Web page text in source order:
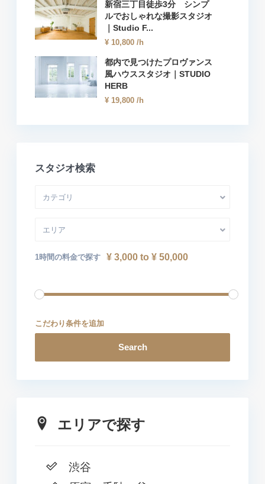
新宿三丁目徒歩3分 シンプ
ルでおしゃれな撮影スタジオ
｜Studio F...
¥ 10,800 /h
都内で見つけたプロヴァンス
風ハウススタジオ｜STUDIO
HERB
¥ 19,800 /h
スタジオ検索
カテゴリ
エリア
1時間の料金で探す ¥ 3,000 to ¥ 50,000
こだわり条件を追加
Search
エリアで探す
渋谷